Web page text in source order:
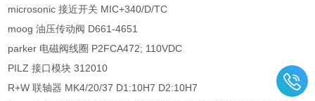
microsonic 接近开关 MIC+340/D/TC
moog 油压传动阀 D661-4651
parker 电磁阀线圈 P2FCA472; 110VDC
PILZ 接口模块 312010
R+W 联轴器 MK4/20/37 D1:10H7 D2:10H7